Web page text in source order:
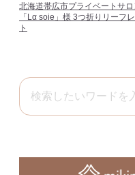
北海道帯広市プライベートサロ
「Lα soie」様 3つ折りリーフ
ト